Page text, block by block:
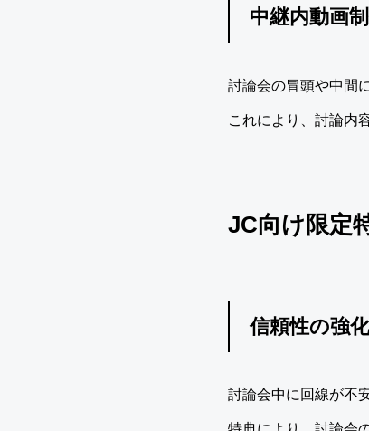
中継内動画
討論会の冒頭や中間
これにより、討論内
JC向け限定
信頼性の強化
討論会中に回線が不